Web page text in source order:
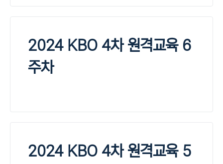
2024 KBO 4차 원격교육 6
주차
2024 KBO 4차 원격교육 5